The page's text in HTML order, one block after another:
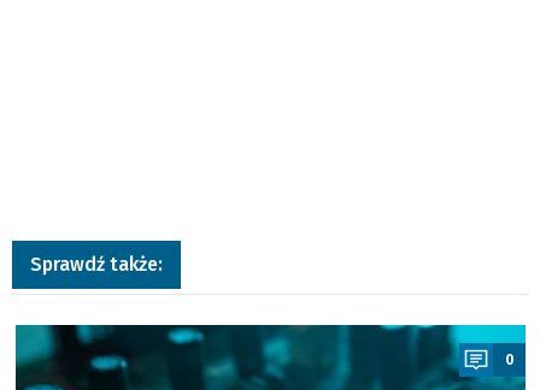
Sprawdź także:
a
0